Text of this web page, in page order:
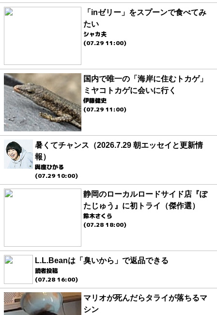
「inゼリー」をスプーンで食べてみ
たい
シャカ夫
(07.29 11:00)
国内で唯一の「海岸に住むトカゲ」
ミヤコトカゲに会いに行く
伊藤健史
(07.29 11:00)
暑くてチャンス（2026.7.29 朝エッセイと更新情
報）
與座ひかる
(07.29 10:00)
静岡のローカルロードサイド店『ぽ
たじゅう』に初トライ（傑作選）
鈴木さくら
(07.28 18:00)
L.L.Beanは「臭いから」で返品できる
読者投稿
(07.28 16:00)
マリオが死んだらタライが落ちるマ
シン